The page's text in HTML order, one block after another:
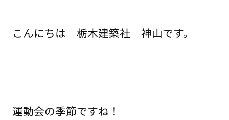
こんにちは 栃木建築社 神山です。
運動会の季節ですね！